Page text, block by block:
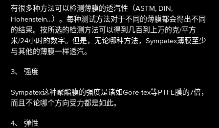
有很多种方法可以检测薄膜的透汽性（ASTM, DIN,
Hohenstein…）。每种测试方法对于不同的薄膜都会得出不同
的结果。按所选的检测方法可以得到几百到上万的克/平方
米/24小时的数字。但是，无论哪种方法，Sympatex薄膜至少
与其他的薄膜一样透汽。
3、 强度
Sympatex这种聚酯膜的强度是诸如Gore-tex等PTFE膜的7倍，
而且不论哪个方向受力都是如此。
4、 弹性